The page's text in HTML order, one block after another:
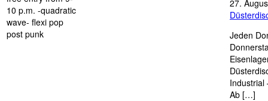
10 p.m. -quadratic
wave- flexi pop
post punk
27.
Jeden
Industrial
Ab […]